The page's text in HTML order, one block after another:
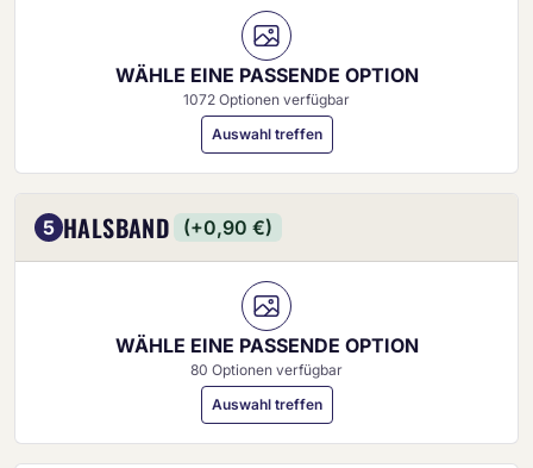
WÄHLE EINE PASSENDE OPTION
1072 Optionen verfügbar
Auswahl treffen
5 HALSBAND (+0,90 €)
WÄHLE EINE PASSENDE OPTION
80 Optionen verfügbar
Auswahl treffen